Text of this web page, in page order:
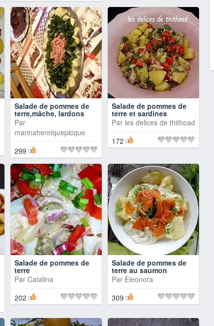
Salade de pommes de
terre,mâche, lardons
Par
marinahenriquepicque
299
Salade de pommes de
terre et sardines
Par les delices de thithoad
172
Salade de pommes de
terre
Par Catalina
202
Salade de pommes de
terre au saumon
Par Eleonora
309